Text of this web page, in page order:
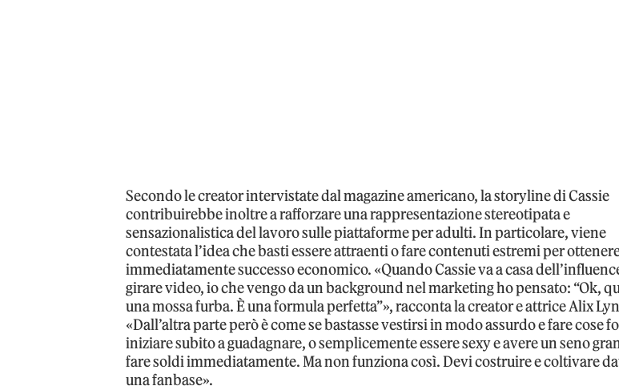
Secondo le creator intervistate dal magazine americano, la storyline di Cassie
contribuirebbe inoltre a rafforzare una rappresentazione stereotipata e
sensazionalistica del lavoro sulle piattaforme per adulti. In particolare, viene
contestata l’idea che basti essere attraenti o fare contenuti estremi per
immediatamente successo economico. «Quando Cassie va a casa
girare video, io che vengo da un background nel marketing ho pensato: “Ok,
una mossa furba. È una formula perfetta”», racconta la creator e attrice Alix
«Dall’altra parte però è come se bastasse vestirsi in modo assurdo e fare cose
iniziare subito a guadagnare, o semplicemente essere sexy e avere un seno
fare soldi immediatamente. Ma non funziona così. Devi costruire e coltivare
una fanbase».